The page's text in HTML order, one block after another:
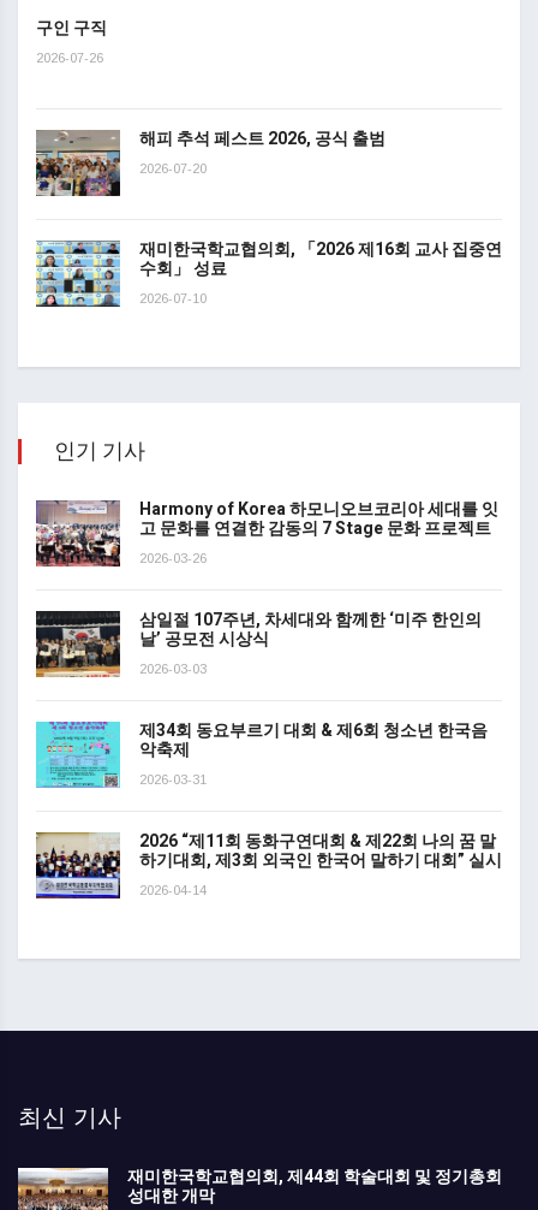
구인 구직
2026-07-26
해피 추석 페스트 2026, 공식 출범
2026-07-20
재미한국학교협의회, 「2026 제16회 교사 집중연
수회」 성료
2026-07-10
인기 기사
Harmony of Korea 하모니오브코리아 세대를 잇
고 문화를 연결한 감동의 7 Stage 문화 프로젝트
2026-03-26
삼일절 107주년, 차세대와 함께한 ‘미주 한인의
날’ 공모전 시상식
2026-03-03
제34회 동요부르기 대회 & 제6회 청소년 한국음
악축제
2026-03-31
2026 “제11회 동화구연대회 & 제22회 나의 꿈 말
하기대회, 제3회 외국인 한국어 말하기 대회” 실시
2026-04-14
최신 기사
재미한국학교협의회, 제44회 학술대회 및 정기총회
성대한 개막